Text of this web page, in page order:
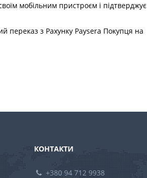
мобільним пристроєм і підтверджує
переказ з Рахунку Paysera Покупця на
КОНТАКТИ
+380 94 712 9938